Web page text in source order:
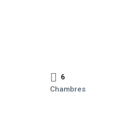
6
Chambres